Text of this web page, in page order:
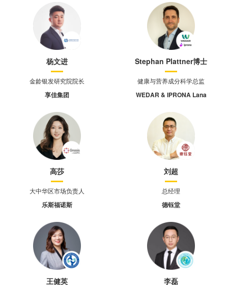
杨文进
金龄银发研究院院长
享佳集团
Stephan Plattner博士
健康与营养成分科学总监
WEDAR & IPRONA Lana
高莎
大中华区市场负责人
乐斯福诺斯
刘超
总经理
德钰堂
王健英 李磊